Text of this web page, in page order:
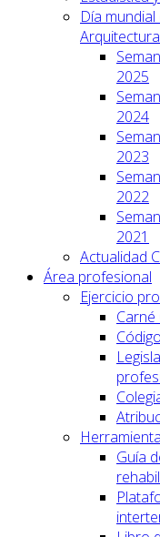
Día mundial
Arquitectura
2025
2024
2023
2022
2021
Actualidad
Área profesional
Ejercicio
Carné
Guía